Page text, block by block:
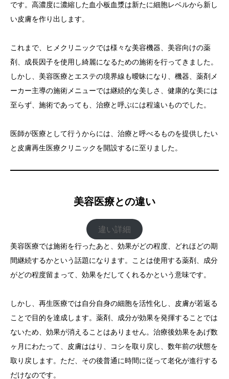
です。高濃度に濃縮した血小板血漿は新たに細胞レベルから新し
い皮膚を作り出します。
これまで、ヒメクリニックでは様々な美容機器、美容向けの薬
剤、成長因子を使用し綺麗になるための施術を行ってきました。
しかし、美容医療とエステの境界線も曖昧になり、機器、薬剤メ
ーカー主導の施術メニューでは継続的な美しさ、健康的な美には
至らず、施術であっても、治療と呼ぶには程遠いものでした。
医師が医療として行うからには、治療と呼べるものを提供したい
と皮膚再生医療クリニックを開設するに至りました。
美容医療との違い
違い詳細
美容医療では施術を行ったあと、効果がどの程度、どれほどの期
間継続するかという話題になります。ことは使用する薬剤、成分
がどの程度留まって、効果をだしてくれるかという意味です。
しかし、再生医療では自分自身の細胞を活性化し、皮膚が若返る
ことで目的を達成します。薬剤、成分が効果を発揮することでは
ないため、効果が消えることはありません。治療後効果をあげ数
ヶ月にわたって、皮膚ははり、コシを取り戻し、数年前の状態を
取り戻します。ただ、その後普通に時間に従って老化が進行する
だけなのです。